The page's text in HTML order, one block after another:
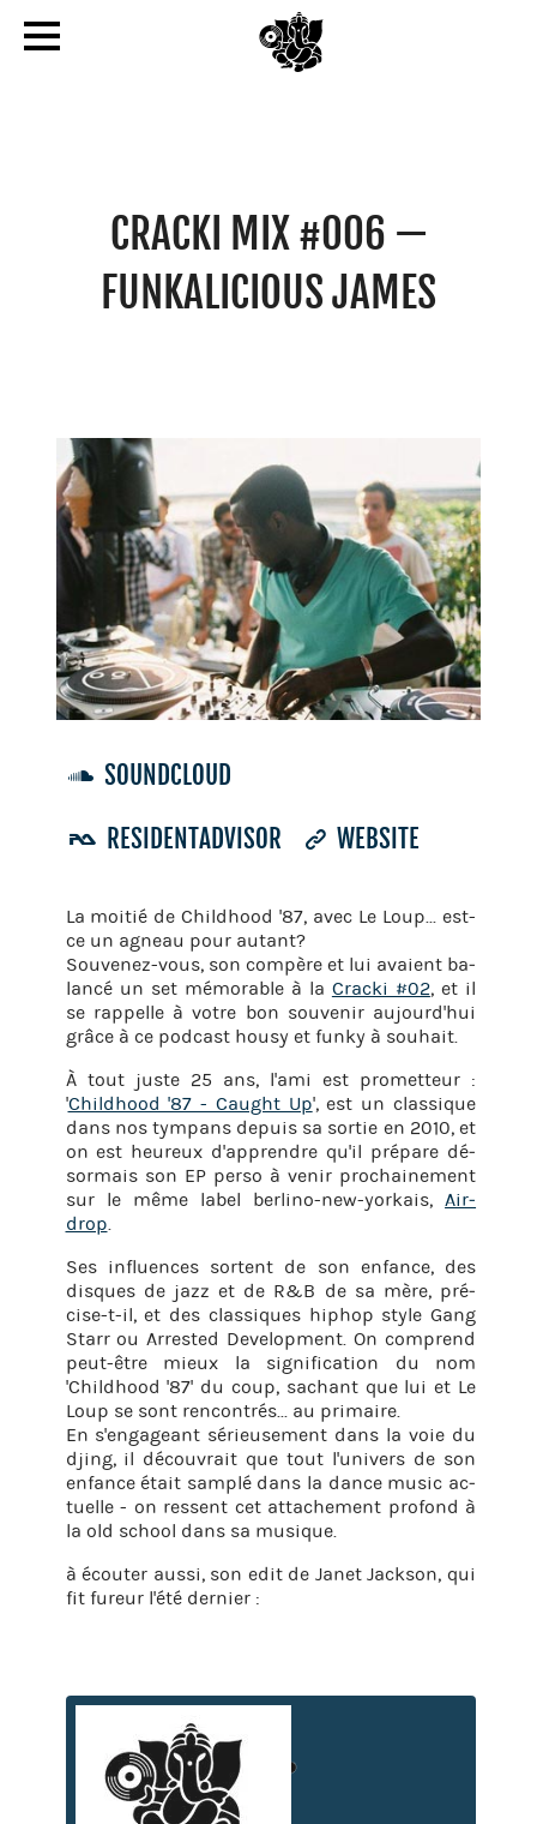
CRACKI MIX #006 —
FUNKALICIOUS JAMES
SOUNDCLOUD
RESIDENTADVISOR WEBSITE
La moi­tié de Child­hood '87, avec Le Loup... est-
ce un agneau pour au­tant?
Sou­ve­nez-vous, son com­père et lui avaient ba­
lancé un set mé­mo­rable à la Cra­cki #02, et il
se rap­pelle à votre bon sou­ve­nir au­jour­d'hui
grâce à ce pod­cast housy et funky à sou­hait.
À tout juste 25 ans, l'ami est pro­met­teur :
'Child­hood '87 - Caught Up', est un clas­sique
dans nos tym­pans de­puis sa sor­tie en 2010, et
on est heu­reux d'ap­prendre qu'il pré­pare dé­
sor­mais son EP perso à venir pro­chai­ne­ment
sur le même label ber­lino-new-yor­kais,Air­
drop.
Ses in­fluences sortent de son en­fance, des
disques de jazz et de R&B de sa mère, pré­
cise-t-il, et des clas­siques hi­phop style Gang
Starr ou Ar­res­ted De­ve­lop­ment. On com­prend
peut-être mieux la si­gni­fi­ca­tion du nom
'Child­hood '87' du coup, sa­chant que lui et Le
Loup se sont ren­con­trés... au pri­maire.
En s'en­ga­geant sé­rieu­se­ment dans la voie du
djing, il dé­cou­vrait que tout l'uni­vers de son
en­fance était sam­plé dans la dance music ac­
tuelle - on res­sent cet at­ta­che­ment pro­fond à
la old school dans sa mu­sique.
à écou­ter aussi, son edit de Janet Jack­son, qui
fit fu­reur l'été der­nier :